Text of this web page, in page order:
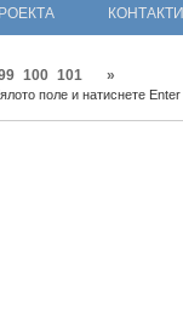
КОНТАКТИ
100 101 »
поле и натиснете Enter